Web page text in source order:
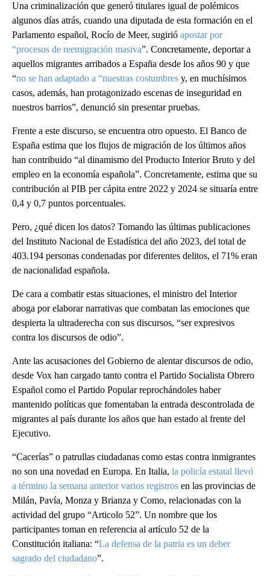
Una criminalización que generó titulares igual de polémicos
algunos días atrás, cuando una diputada de esta formación en el
Parlamento español, Rocío de Meer, sugirió apostar por
“procesos de reemigración masiva”. Concretamente, deportar a
aquellos migrantes arribados a España desde los años 90 y que
“no se han adaptado a “nuestras costumbres y, en muchísimos
casos, además, han protagonizado escenas de inseguridad en
nuestros barrios”, denunció sin presentar pruebas.
Frente a este discurso, se encuentra otro opuesto. El Banco de
España estima que los flujos de migración de los últimos años
han contribuido “al dinamismo del Producto Interior Bruto y del
empleo en la economía española”. Concretamente, estima que su
contribución al PIB per cápita entre 2022 y 2024 se situaría entre
0,4 y 0,7 puntos porcentuales.
Pero, ¿qué dicen los datos? Tomando las últimas publicaciones
del Instituto Nacional de Estadística del año 2023, del total de
403.194 personas condenadas por diferentes delitos, el 71% eran
de nacionalidad española.
De cara a combatir estas situaciones, el ministro del Interior
aboga por elaborar narrativas que combatan las emociones que
despierta la ultraderecha con sus discursos, “ser expresivos
contra los discursos de odio”.
Ante las acusaciones del Gobierno de alentar discursos de odio,
desde Vox han cargado tanto contra el Partido Socialista Obrero
Español como el Partido Popular reprochándoles haber
mantenido políticas que fomentaban la entrada descontrolada de
migrantes al país durante los años que han estado al frente del
Ejecutivo.
“Cacerías” o patrullas ciudadanas como estas contra inmigrantes
no son una novedad en Europa. En Italia, la policía estatal llevó
a término la semana anterior varios registros en las provincias de
Milán, Pavía, Monza y Brianza y Como, relacionadas con la
actividad del grupo “Articolo 52”. Un nombre que los
participantes toman en referencia al artículo 52 de la
Constitución italiana: “La defensa de la patria es un deber
sagrado del ciudadano”.